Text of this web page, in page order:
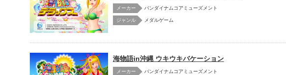
メーカー バンダイナムコアミューズメント
メダルゲーム
海物語in沖縄 ウキウキバケーション
メーカー バンダイナムコアミューズメント